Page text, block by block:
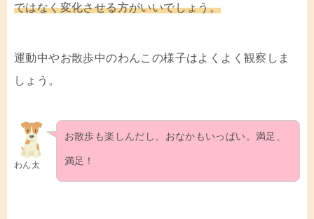
ではなく変化させる方がいいでしょう。
運動中やお散歩中のわんこの様子はよくよく観察しま
しょう。
わん太
お散歩も楽しんだし、おなかもいっぱい。満足、
満足！